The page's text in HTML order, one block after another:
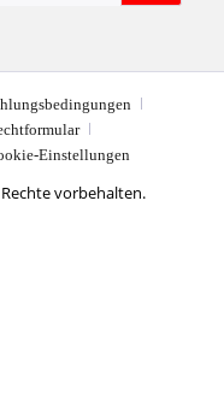
vorbehalten.
Einstellungen